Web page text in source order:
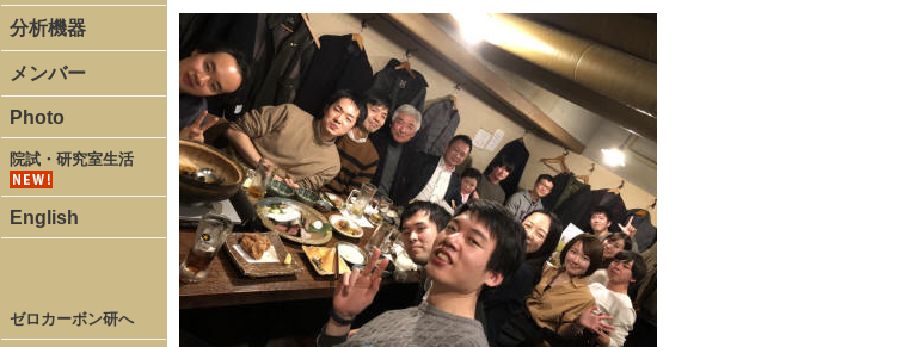
分析機器
メンバー
Photo
院試・研究室生活
English
ゼロカーボン研へ